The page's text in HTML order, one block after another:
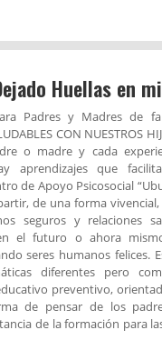
Huellas en
Padres y Madres de
CON NUESTROS
o madre y cada
aprendizajes que
de Apoyo Psicosocial
de una forma
seguros y relaciones
el futuro o ahora
seres humanos felices.
diferentes pero
preventivo,
de pensar de los
de la formación para